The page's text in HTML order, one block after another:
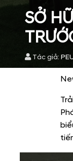
SỞ
Tác giả: